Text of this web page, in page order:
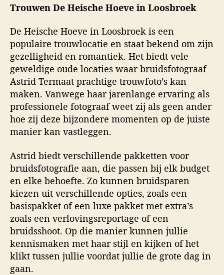
Trouwen De Heische Hoeve in Loosbroek
De Heische Hoeve in Loosbroek is een
populaire trouwlocatie en staat bekend om zijn
gezelligheid en romantiek. Het biedt vele
geweldige oude locaties waar bruidsfotograaf
Astrid Termaat prachtige trouwfoto’s kan
maken. Vanwege haar jarenlange ervaring als
professionele fotograaf weet zij als geen ander
hoe zij deze bijzondere momenten op de juiste
manier kan vastleggen.
Astrid biedt verschillende pakketten voor
bruidsfotografie aan, die passen bij elk budget
en elke behoefte. Zo kunnen bruidsparen
kiezen uit verschillende opties, zoals een
basispakket of een luxe pakket met extra’s
zoals een verlovingsreportage of een
bruidsshoot. Op die manier kunnen jullie
kennismaken met haar stijl en kijken of het
klikt tussen jullie voordat jullie de grote dag in
gaan.